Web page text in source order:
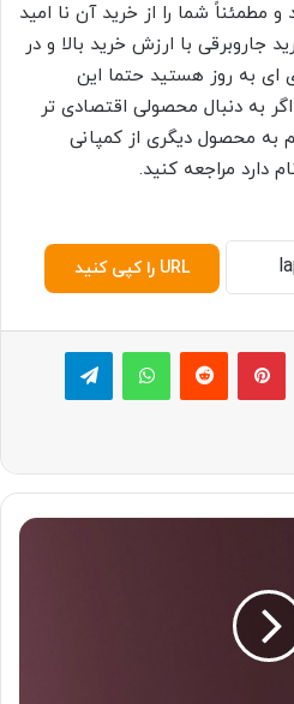
مطمئناً شما را از خرید آن نا امید
جاروبرقی با ارزش خرید بالا و در
ای به روز هستید حتما این
به دنبال محصولی اقتصادی تر
به محصول دیگری از کمپانی
URL را کپی کنید
پینترست‫رددیت واتس آپ تلگرام